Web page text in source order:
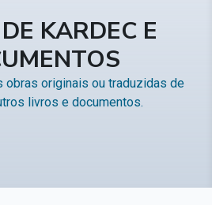
KARDEC E
obras originais ou traduzidas de
livros e documentos.